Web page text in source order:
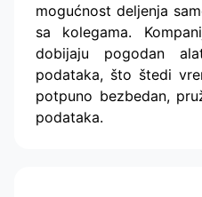
mogućnost deljenja
sa kolegama.
dobijaju pogodan
podataka, što štedi
potpuno bezbedan,
podataka.